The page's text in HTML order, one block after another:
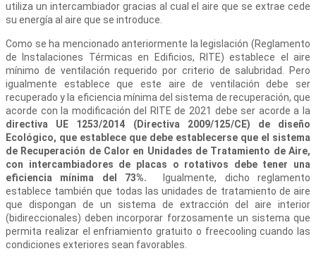
utiliza un intercambiador gracias al cual el aire que se extrae cede
su energía al aire que se introduce.
Como se ha mencionado anteriormente la legislación (Reglamento
de Instalaciones Térmicas en Edificios, RITE) establece el aire
mínimo de ventilación requerido por criterio de salubridad. Pero
igualmente establece que este aire de ventilación debe ser
recuperado y la eficiencia mínima del sistema de recuperación, que
acorde con la modificación del RITE de 2021 debe ser acorde a la
directiva UE 1253/2014 (Directiva 2009/125/CE) de diseño
Ecológico, que establece que debe establecerse que el sistema
de Recuperación de Calor en Unidades de Tratamiento de Aire,
con intercambiadores de placas o rotativos debe tener una
eficiencia mínima del 73%.
Igualmente, dicho reglamento
establece también que todas las unidades de tratamiento de aire
que dispongan de un sistema de extracción del aire interior
(bidireccionales) deben incorporar forzosamente un sistema que
permita realizar el enfriamiento gratuito o freecooling cuando las
condiciones exteriores sean favorables.